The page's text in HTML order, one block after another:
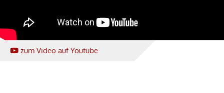
zum Video auf Youtube